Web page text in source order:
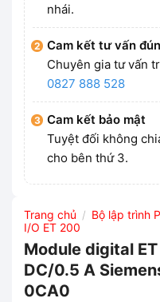
nhái.
Cam kết tư vấn
Chuyên gia tư vấn
0827 888 528
Cam kết bảo mật
Tuyệt đối không
cho bên thứ 3.
Trang chủ / Bộ lập trình
I/O ET 200
Module digital
DC/0.5 A
0CA0